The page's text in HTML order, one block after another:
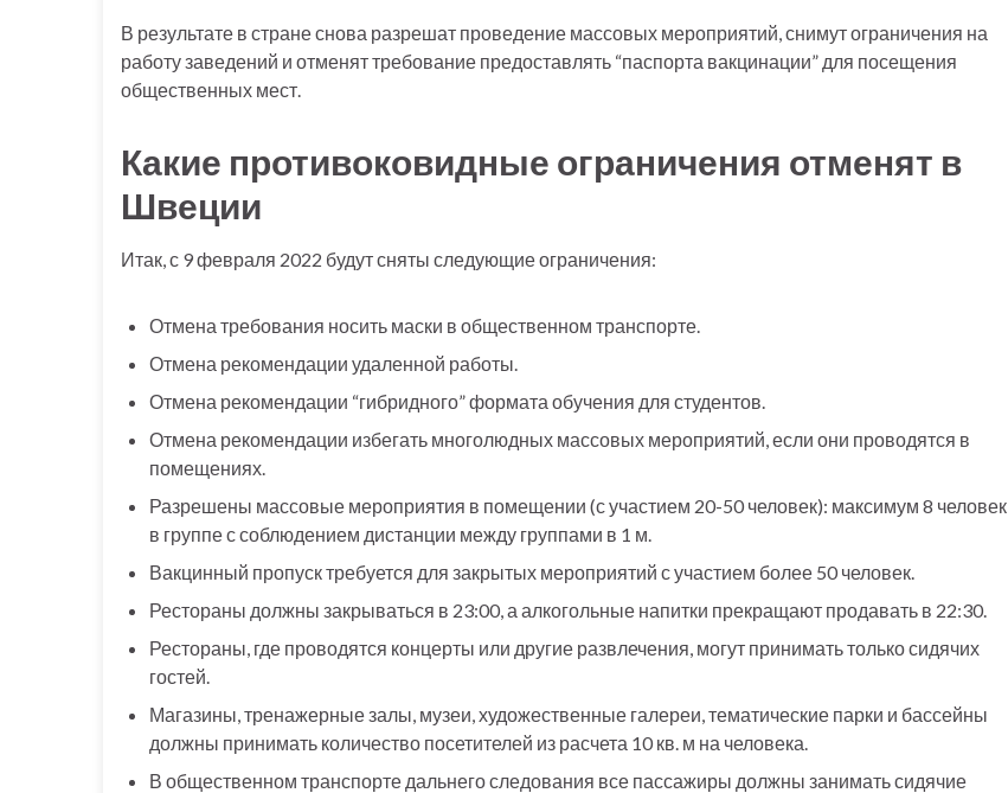
В результате в стране снова разрешат проведение массовых мероприятий, снимут ограничения на
работу заведений и отменят требование предоставлять “паспорта вакцинации” для посещения
общественных мест.
Какие противоковидные ограничения отменят в
Швеции
Итак, с 9 февраля 2022 будут сняты следующие ограничения:
Отмена требования носить маски в общественном транспорте.
Отмена рекомендации удаленной работы.
Отмена рекомендации “гибридного” формата обучения для студентов.
Отмена рекомендации избегать многолюдных массовых мероприятий, если они проводятся в
помещениях.
Разрешены массовые мероприятия в помещении (с участием 20-50 человек): максимум 8 человек
в группе с соблюдением дистанции между группами в 1 м.
Вакцинный пропуск требуется для закрытых мероприятий с участием более 50 человек.
Рестораны должны закрываться в 23:00, а алкогольные напитки прекращают продавать в 22:30.
Рестораны, где проводятся концерты или другие развлечения, могут принимать только сидячих
гостей.
Магазины, тренажерные залы, музеи, художественные галереи, тематические парки и бассейны
должны принимать количество посетителей из расчета 10 кв. м на человека.
В общественном транспорте дальнего следования все пассажиры должны занимать сидячие